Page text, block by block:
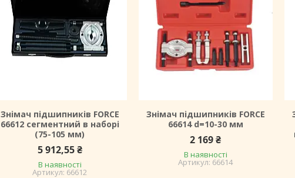
Знімач підшипників FORCE
66612 сегментний в наборі
(75-105 мм)
5 912,55 ₴
В наявності
66612
Знімач підшипників FORCE
66614 d=10-30 мм
2 169 ₴
В наявності
66614